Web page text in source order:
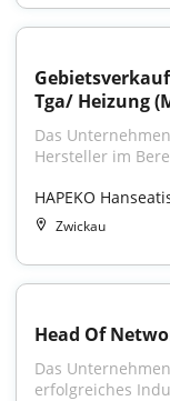
Tga/ Heizung
Das
Hersteller im
HAPEKO
Zwickau
Head Of
Das
erfolgreiches